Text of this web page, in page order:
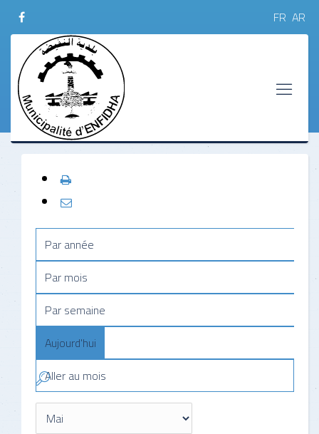
FR AR
Par année
Par mois
Par semaine
Aujourd'hui
Aller au mois